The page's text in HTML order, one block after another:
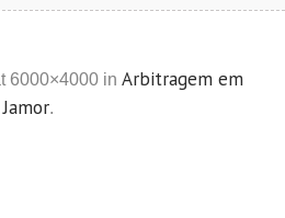
6000×4000 in Arbitragem em
.